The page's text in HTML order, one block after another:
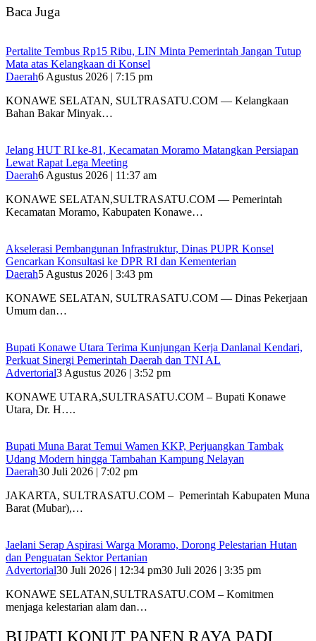
Baca Juga
‎Pertalite Tembus Rp15 Ribu, LIN Minta Pemerintah Jangan Tutup
Mata atas Kelangkaan di Konsel
Daerah6 Agustus 2026 | 7:15 pm
‎KONAWE SELATAN, SULTRASATU.COM — Kelangkaan
Bahan Bakar Minyak…
‎Jelang HUT RI ke-81, Kecamatan Moramo Matangkan Persiapan
Lewat Rapat Lega Meeting
Daerah6 Agustus 2026 | 11:37 am
KONAWE SELATAN,SULTRASATU.COM — Pemerintah
Kecamatan Moramo, Kabupaten Konawe…
Akselerasi Pembangunan Infrastruktur, Dinas PUPR Konsel
Gencarkan Konsultasi ke DPR RI dan Kementerian
Daerah5 Agustus 2026 | 3:43 pm
KONAWE SELATAN, SULTRASATU.COM — Dinas Pekerjaan
Umum dan…
Bupati Konawe Utara Terima Kunjungan Kerja Danlanal Kendari,
Perkuat Sinergi Pemerintah Daerah dan TNI AL
Advertorial3 Agustus 2026 | 3:52 pm
‎KONAWE UTARA,SULTRASATU.COM – Bupati Konawe
Utara, Dr. H….
‎Bupati Muna Barat Temui Wamen KKP, Perjuangkan Tambak
Udang Modern hingga Tambahan Kampung Nelayan
Daerah30 Juli 2026 | 7:02 pm
‎JAKARTA, SULTRASATU.COM – Pemerintah Kabupaten Muna
Barat (Mubar),…
Jaelani Serap Aspirasi Warga Moramo, Dorong Pelestarian Hutan
dan Penguatan Sektor Pertanian
Advertorial30 Juli 2026 | 12:34 pm30 Juli 2026 | 3:35 pm
KONAWE SELATAN,SULTRASATU.COM – Komitmen
menjaga kelestarian alam dan…
BUPATI KONUT PANEN RAYA PADI